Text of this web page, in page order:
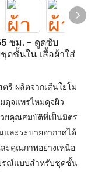
ซม. - ดูดซับ
ดชั้นใน เสื้อผ้าใส่
รี ผลิตจากเส้นใยโม
ดุจแพรไหมดุจผิว
ยคุณสมบัติที่เป็นมิตร
ละระบายอากาศได้
ะคุณภาพอย่างเหนือ
รณ์แบบสำหรับชุดชั้น